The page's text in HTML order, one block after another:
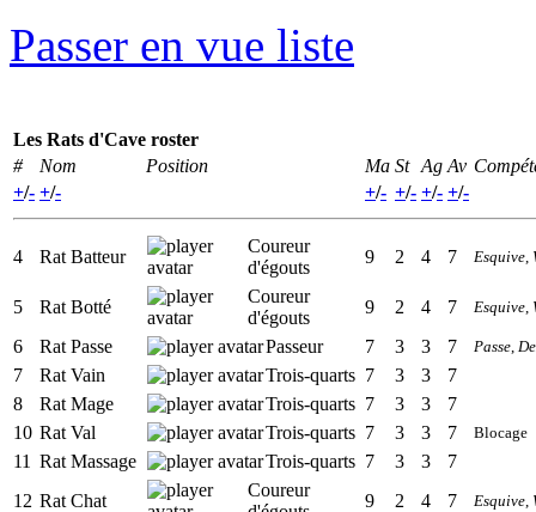
Passer en vue liste
Les Rats d'Cave roster
#
Nom Position Ma St Ag Av
+/- +/- +/- +/- +/- +/-
4 Rat Batteur
Coureur
d'égouts
9 2 4 7 Esquive
5 Rat Botté
Coureur
d'égouts
9 2 4 7 Esquive
6 Rat Passe Passeur 7 3 3 7 Passe
7 Rat Vain Trois-quarts 7 3 3
7
8
Rat Mage Trois-quarts 7 3 3
7
10 Rat Val Trois-quarts 7 3 3 7 Blocage
11 Rat Massage Trois-quarts 7 3 3
7
12 Rat Chat
Coureur
9 2 4 7 Esquive